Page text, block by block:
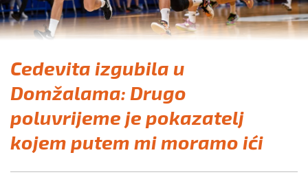
Cedevita izgubila u
Domžalama: Drugo
poluvrijeme je pokazatelj
kojem putem mi moramo ići